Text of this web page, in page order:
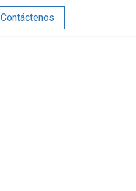
Contáctenos